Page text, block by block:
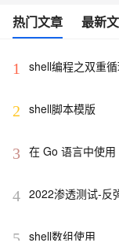
热门文章 最新
1 shell编程之双重
2 shell脚本模版
3 在 Go 语言中使用
4 2022渗透测试-反
5 shell数组使用